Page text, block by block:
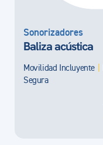
Sonorizadores
Baliza acústica
Movilidad Incluyente |
Segura